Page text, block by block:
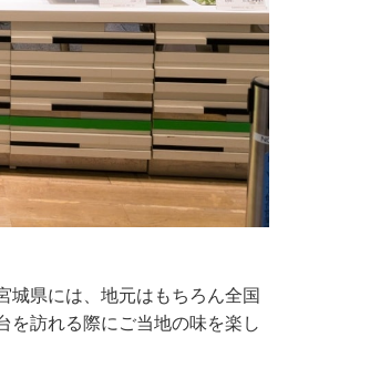
城県には、地元はもちろん全国
を訪れる際にご当地の味を楽し